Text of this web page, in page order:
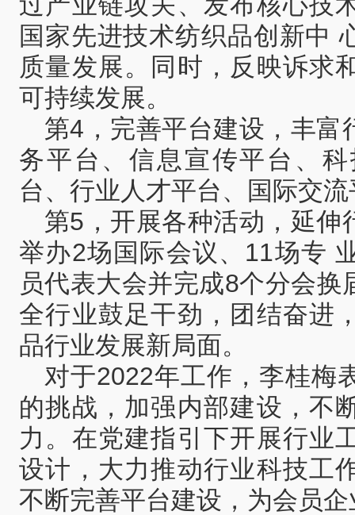
国家先进技术纺织品创新中
质量发展。同时，反映诉求
可持续发展。
第4，完善平台建设，丰富
务平台、信息宣传平台、
台、行业人才平台、国际交
第5，开展各种活动，延伸
举办2场国际会议、11场专
员代表大会并完成8个分会
全行业鼓足干劲，团结奋进
品行业发展新局面。
对于2022年工作，李桂梅
的挑战，加强内部建设，不
力。在党建指引下开展行业
设计，大力推动行业科技工
不断完善平台建设，为会员